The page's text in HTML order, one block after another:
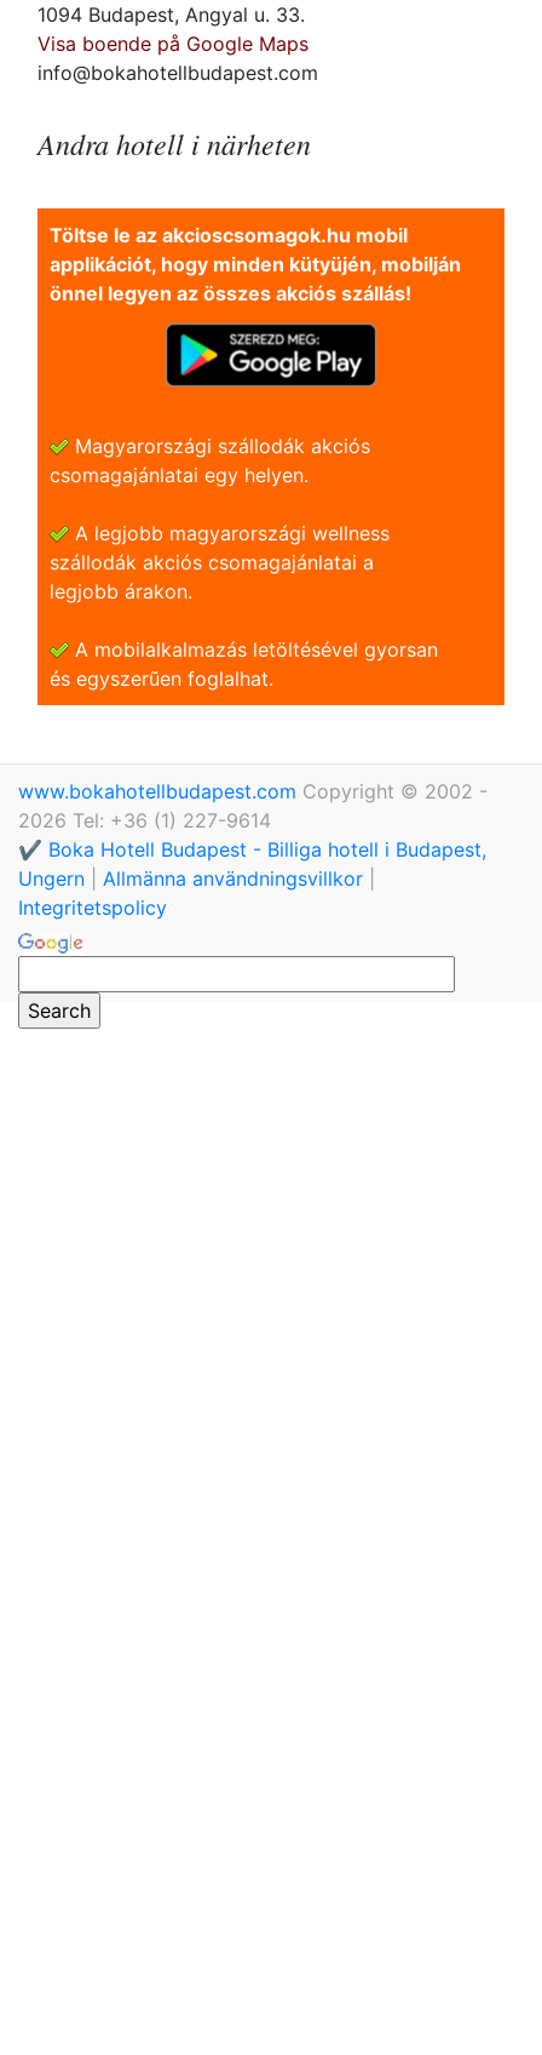
1094 Budapest, Angyal u. 33.
Visa boende på Google Maps
info@bokahotellbudapest.com
Andra hotell i närheten
Töltse le az akcioscsomagok.hu mobil
applikációt, hogy minden kütyüjén, mobilján
önnel legyen az összes akciós szállás!
Magyarországi szállodák akciós
csomagajánlatai egy helyen.
A legjobb magyarországi wellness
szállodák akciós csomagajánlatai a
legjobb árakon.
A mobilalkalmazás letöltésével gyorsan
és egyszerũen foglalhat.
www.bokahotellbudapest.com Copyright © 2002 -
2026 Tel: +36 (1) 227-9614
✔️ Boka Hotell Budapest - Billiga hotell i Budapest,
Ungern
Allmänna användningsvillkor
Integritetspolicy